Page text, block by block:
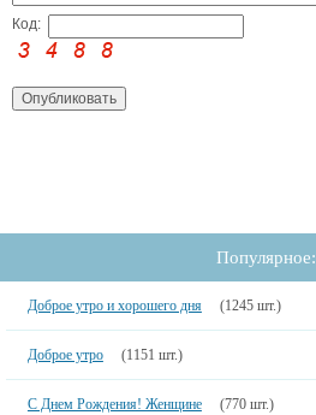
Код:
Популярное:
Доброе утро и хорошего дня (1245 шт.)
Доброе утро (1151 шт.)
С Днем Рождения! Женщине (770 шт.)